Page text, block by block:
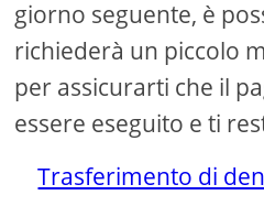
giorno seguente, è
richiederà un piccolo
per assicurarti che il
essere eseguito e ti
Trasferimento di